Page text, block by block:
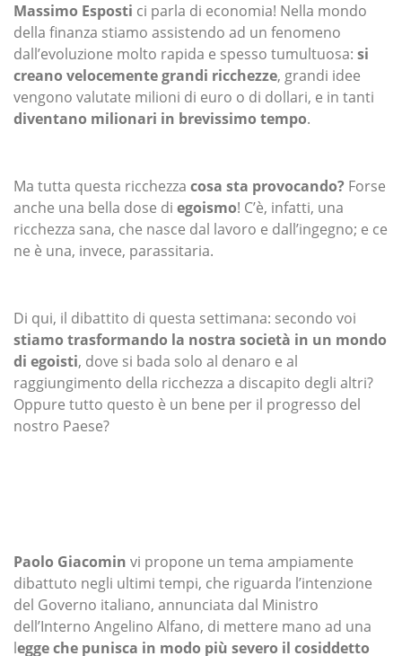
Massimo Esposti ci parla di economia! Nella mondo
della finanza stiamo assistendo ad un fenomeno
dall’evoluzione molto rapida e spesso tumultuosa: si
creano velocemente grandi ricchezze, grandi idee
vengono valutate milioni di euro o di dollari, e in tanti
diventano milionari in brevissimo tempo.
Ma tutta questa ricchezza cosa sta provocando? Forse
anche una bella dose di egoismo! C’è, infatti, una
ricchezza sana, che nasce dal lavoro e dall’ingegno; e ce
ne è una, invece, parassitaria.
Di qui, il dibattito di questa settimana: secondo voi
stiamo trasformando la nostra società in un mondo
di egoisti, dove si bada solo al denaro e al
raggiungimento della ricchezza a discapito degli altri?
Oppure tutto questo è un bene per il progresso del
nostro Paese?
Paolo Giacomin vi propone un tema ampiamente
dibattuto negli ultimi tempi, che riguarda l’intenzione
del Governo italiano, annunciata dal Ministro
dell’Interno Angelino Alfano, di mettere mano ad una
legge che punisca in modo più severo il cosiddetto